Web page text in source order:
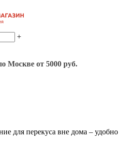
+
Москве от 5000 руб.
для перекуса вне дома – удобно